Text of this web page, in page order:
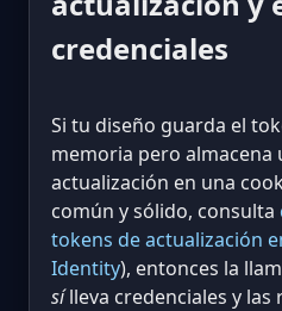
credenciales
Si tu diseño guarda el
memoria pero almacena
actualización en una
común y sólido, consulta
tokens de actualización
Identity), entonces la
sílleva credenciales y las